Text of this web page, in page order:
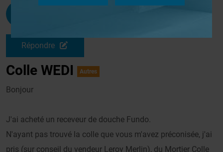
Joinman
Répondre
Colle WEDI Autres
Bonjour
J'ai acheté un receveur de douche Fundo.
N'ayant pas trouvé la colle que vous m'avez préconisée, j'ai
pris (sur conseil du vendeur Leroy Merlin), du Mortier Colle